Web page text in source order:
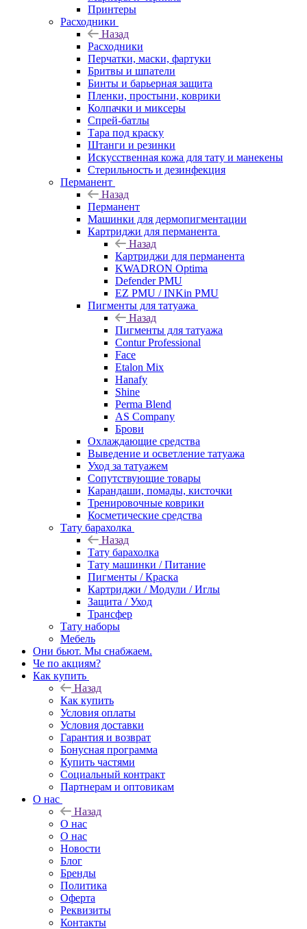
Принтеры
Расходники
Назад
Расходники
Перчатки, маски, фартуки
Бритвы и шпатели
Бинты и барьерная защита
Пленки, простыни, коврики
Колпачки и миксеры
Спрей-батлы
Тара под краску
Штанги и резинки
Искусственная кожа для тату и манекены
Стерильность и дезинфекция
Перманент
Назад
Перманент
Машинки для дермопигментации
Картриджи для перманента
Назад
Картриджи для перманента
KWADRON Optima
Defender PMU
EZ PMU / INKin PMU
Пигменты для татуажа
Назад
Пигменты для татуажа
Contur Professional
Face
Etalon Mix
Hanafy
Shine
Perma Blend
AS Company
Брови
Охлаждающие средства
Выведение и осветление татуажа
Уход за татуажем
Сопутствующие товары
Карандаши, помады, кисточки
Тренировочные коврики
Косметические средства
Тату барахолка
Назад
Тату барахолка
Тату машинки / Питание
Пигменты / Краска
Картриджи / Модули / Иглы
Защита / Уход
Трансфер
Тату наборы
Мебель
Они бьют. Мы снабжаем.
Че по акциям?
Как купить
Назад
Как купить
Условия оплаты
Условия доставки
Гарантия и возврат
Бонусная программа
Купить частями
Социальный контракт
Партнерам и оптовикам
О нас
Назад
О нас
О нас
Новости
Блог
Бренды
Политика
Оферта
Реквизиты
Контакты